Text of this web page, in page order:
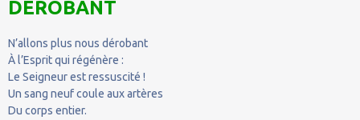
DÉROBANT
N’allons plus nous dérobant
À l’Esprit qui régénère :
Le Seigneur est ressuscité !
Un sang neuf coule aux artères
Du corps entier.